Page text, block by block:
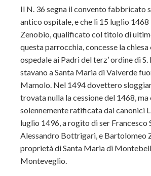
Il N. 36 segna il convento fabbricato
antico ospitale, e che li 15 luglio
Zenobio, qualificato col titolo di
questa parrocchia, concesse la chiesa
ospedale ai Padri del terz’ ordine di S.
stavano a Santa Maria di Valverde
Mamolo. Nel 1494 dovettero
trovata nulla la cessione del 1468, ma
solennemente ratificata dai canonici
luglio 1496, a rogito di ser Francesco
Alessandro Bottrigari, e Bartolomeo
proprietà di Santa Maria di
Monteveglio.